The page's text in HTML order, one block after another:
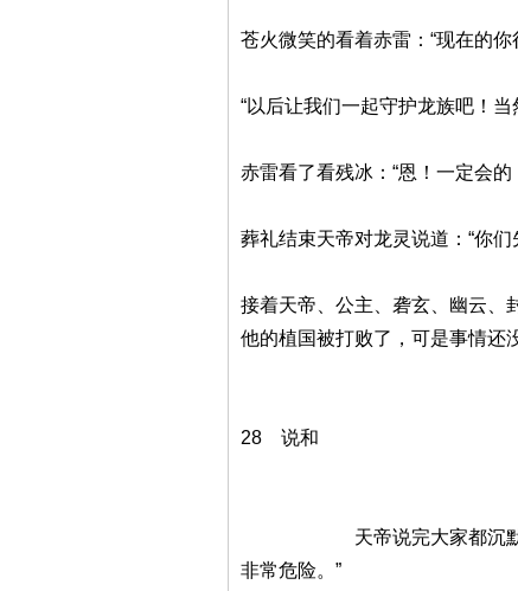
苍火微笑的看着赤雷：“现在的
“以后让我们一起守护龙族吧！
赤雷看了看残冰：“恩！一定会的
葬礼结束天帝对龙灵说道：“你
接着天帝、公主、砻玄、幽云、
他的植国被打败了，可是事情还
28 说和
天帝说完大家都沉默了，天
非常危险。”